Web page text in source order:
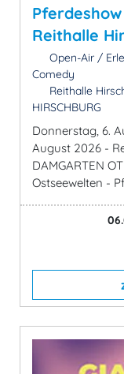
Reithalle
Open-Air /
Comedy
Reithalle
HIRSCHBURG
Donnerstag, 6.
August 2026 -
DAMGARTEN
Ostseewelten -